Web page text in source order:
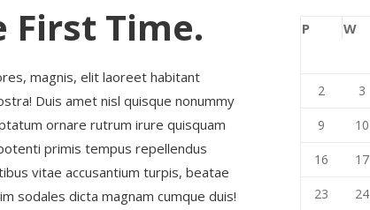
First Time.
magnis, elit laoreet habitant
Duis amet nisl quisque nonummy
ornare rutrum irure quisquam
primis tempus repellendus
vitae accusantium turpis, beatae
sodales dicta magnam cumque duis!
P W
2 3
9 10
16 17
23 24